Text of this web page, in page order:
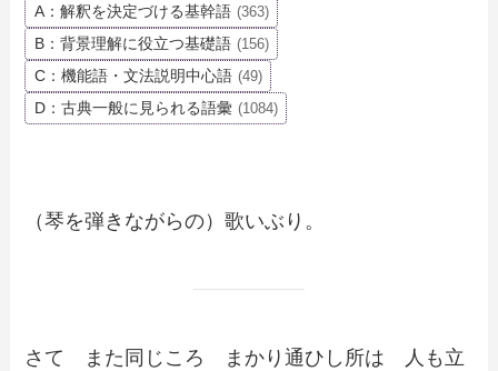
A：解釈を決定づける基幹語 (363)
B：背景理解に役立つ基礎語 (156)
C：機能語・文法説明中心語 (49)
D：古典一般に見られる語彙 (1084)
（琴を弾きながらの）歌いぶり。
さて また同じころ まかり通ひし所は 人も立